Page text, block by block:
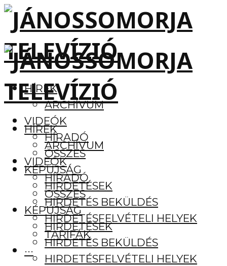
HÍREK
ARCHÍVUM
VIDEÓK
HÍRADÓ
ÖSSZES
KÉPÚJSÁG
HIRDETÉSEK
HIRDETÉS BEKÜLDÉS
HIRDETÉSFELVÉTELI HELYEK
TARIFÁK
···
HÍREK
ARCHÍVUM
VIDEÓK
HÍRADÓ
ÖSSZES
KÉPÚJSÁG
HIRDETÉSEK
HIRDETÉS BEKÜLDÉS
HIRDETÉSFELVÉTELI HELYEK